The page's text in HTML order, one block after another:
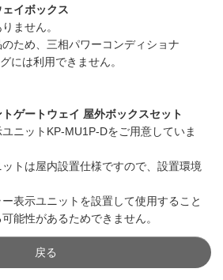
イボックス
ません。
ため、三相パワーコンディショナ
には利用できません。
ゲートウェイ 屋外ボックスセット
ニットKP-MU1P-Dをご用意していま
トは屋内設置仕様ですので、設置環境
表示ユニットを設置して使用すること
能性があるためできません。
戻る